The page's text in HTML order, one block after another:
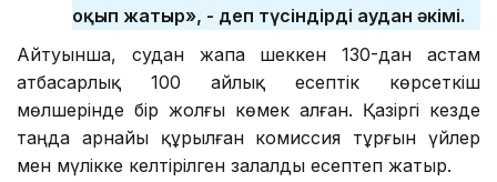
оқып жатыр», - деп түсіндірді аудан әкімі.
Айтуынша, судан жапа шеккен 130-дан астам
атбасарлық 100 айлық есептік көрсеткіш
мөлшерінде бір жолғы көмек алған. Қазіргі кезде
таңда арнайы құрылған комиссия тұрғын үйлер
мен мүлікке келтірілген залалды есептеп жатыр.